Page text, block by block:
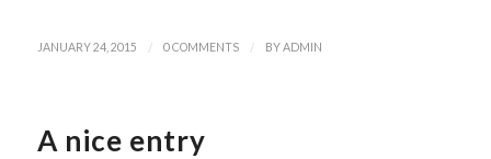
JANUARY 24, 2015 / 0 COMMENTS / BYADMIN
A nice entry